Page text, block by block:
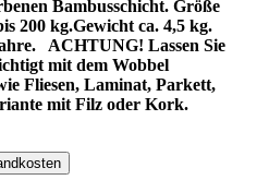
Bambusschicht. Größe
200 kg.Gewicht ca. 4,5 kg.
ACHTUNG! Lassen Sie
mit dem Wobbel
Fliesen, Laminat, Parkett,
mit Filz oder Kork.